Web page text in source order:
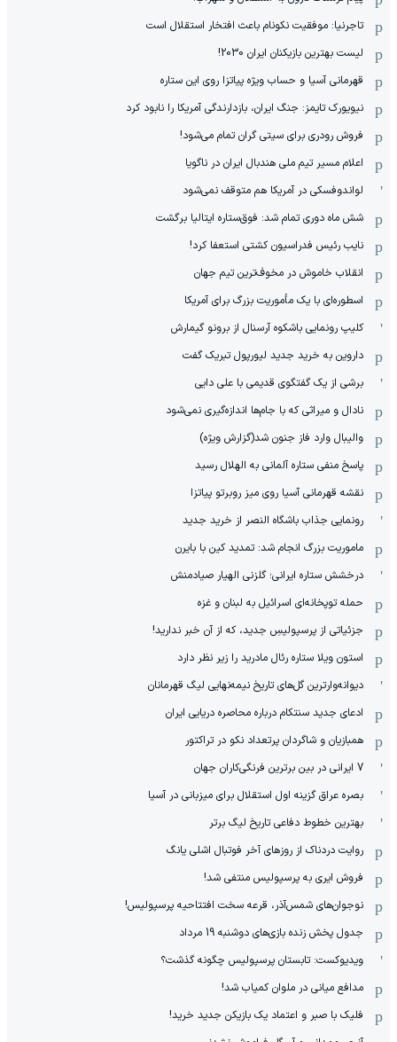
تاجرنیا: موفقیت نکونام باعث افتخار استقلال است
لیست بهترین بازیکنان ایران 2030!
قهرمانی آسیا و حساب ویژه پیاتزا روی این ستاره
نیویورک تایمز: جنگ ایران، بازدارندگی آمریکا را نابود کرد
فروش رودری برای سیتی گران تمام می‌شود!
اعلام مسیر تیم ملی هندبال ایران در ناگویا
لواندوفسکی در آمریکا هم متوقف نمی‌شود
شش ماه دوری تمام شد: فوق‌ستاره ایتالیا برگشت
نایب رئیس فدراسیون کشتی استعفا کرد!
انقلاب خاموش در مخوف‌‌ترین تیم جهان
اسطوره‌ای با یک مأموریت بزرگ برای آمریکا
کلیپ رونمایی باشکوه آرسنال از برونو گیمارش
داروین به خرید جدید لیورپول تبریک گفت
برشی از یک گفتگوی قدیمی با علی دایی
نادال و میراثی که با جام‌ها اندازه‌گیری نمی‌شود
والیبال وارد فاز جنون شد(گزارش ویژه)
پاسخ منفی ستاره آلمانی به الهلال رسید
نقشه قهرمانی آسیا روی میز روبرتو پیاتزا
رونمایی جذاب باشگاه النصر از خرید جدید
ماموریت بزرگ انجام شد: تمدید کین با بایرن
درخشش ستاره ایرانی؛ گلزنی الهیار صیادمنش
حمله توپخانه‌ای اسرائیل به لبنان و غزه
جزئیاتی از پرسپولیسِ جدید، که از آن ‌خبر ندارید!
استون ویلا ستاره رئال مادرید را زیر نظر دارد
دیوانه‌وارترین گل‌های تاریخ نیمه‌نهایی لیگ قهرمانان
ادعای جدید سنتکام درباره محاصره دریایی ایران
همبازیان و شاگردان پرتعداد نکو در تراکتور
7 ایرانی در بین برترین فرنگی‌کاران جهان
بصره عراق گزینه اول استقلال برای میزبانی در آسیا
بهترین خطوط دفاعی تاریخ لیگ برتر
روایت دردناک از روزهای آخر فوتبال اشلی یانگ
فروش ایری به پرسپولیس منتفی شد!
نوجوان‌های شمس‌آذر، قرعه سخت افتتاحیه پرسپولیس!
جدول پخش زنده بازی‌های دوشنبه 19 مرداد
ویدیوکست: تابستان پرسپولیس چگونه گذشت؟
مدافع میانی در ملوان کمیاب شد!
فلیک با صبر و اعتماد یک بازیکن جدید خرید!